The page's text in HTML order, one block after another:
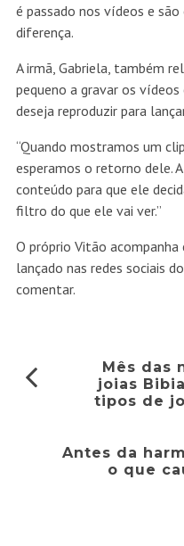
é passado nos vídeos e
diferença.
A irmã, Gabriela, também
pequeno a gravar os
deseja reproduzir para
“Quando mostramos um
esperamos o retorno dele.
conteúdo para que ele
filtro do que ele vai ver.”
O próprio Vitão
lançado nas redes sociais
comentar.
Mês das
joias
tipos de
Antes da
o que